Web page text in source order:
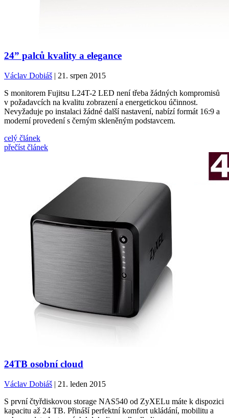
24” palců kvality a elegance
Václav Dobiáš | 21. srpen 2015
S monitorem Fujitsu L24T-2 LED není třeba žádných kompromisů
v požadavcích na kvalitu zobrazení a energetickou účinnost.
Nevyžaduje po instalaci žádné další nastavení, nabízí formát 16:9 a
moderní provedení s černým skleněným podstavcem.
celý článek
přečíst článek
24TB osobní cloud
Václav Dobiáš | 21. leden 2015
S první čtyřdiskovou storage NAS540 od ZyXELu máte k dispozici
kapacitu až 24 TB. Přináší perfektní komfort ukládání, mobilitu a